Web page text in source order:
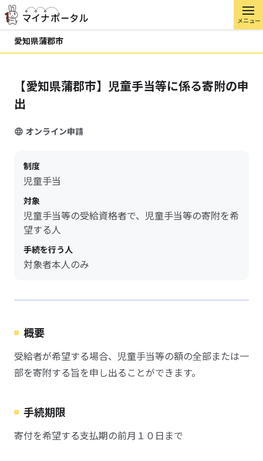
メニュー
愛知県蒲郡市
【愛知県蒲郡市】児童手当等に係る寄附の申
出
オンライン申請
制度
児童手当
対象
児童手当等の受給資格者で、児童手当等の寄附を希
望する人
手続を行う人
対象者本人のみ
概要
受給者が希望する場合、児童手当等の額の全部または一
部を寄附する旨を申し出ることができます。
手続期限
寄付を希望する支払期の前月１０日まで